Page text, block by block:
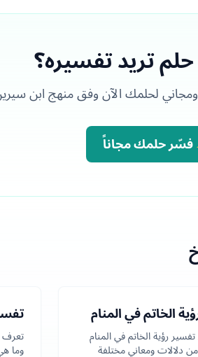
تريد تفسيره؟
لحلمك الآن وفق منهج ابن
فسّر حلمك مجاناً
الخاتم في المنام
رؤية الخاتم في المنام
دلالات ومعاني مختلفة
تعرف
وما